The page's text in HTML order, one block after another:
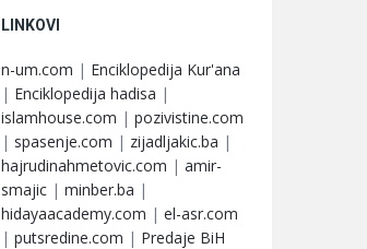
LINKOVI
n-um.com | Enciklopedija Kur'ana
| Enciklopedija hadisa |
islamhouse.com | pozivistine.com
| spasenje.com | zijadljakic.ba |
hajrudinahmetovic.com | amir-
smajic | minber.ba |
hidayaacademy.com | el-asr.com
| putsredine.com | Predaje BiH